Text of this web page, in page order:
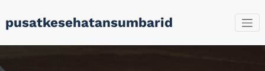
to
content
pusatkesehatansumbarid